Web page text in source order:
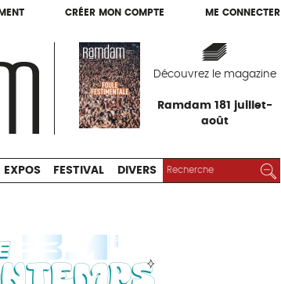
CRÉER MON COMPTE ME CONNECTER
Découvrez le magazine
Ramdam 181 juillet-
août
CRÉER MON COMPTE ME CONNECTER
PUBLIC EXPOS
EXPOS FESTIVAL DIVERS RECHERCHER :